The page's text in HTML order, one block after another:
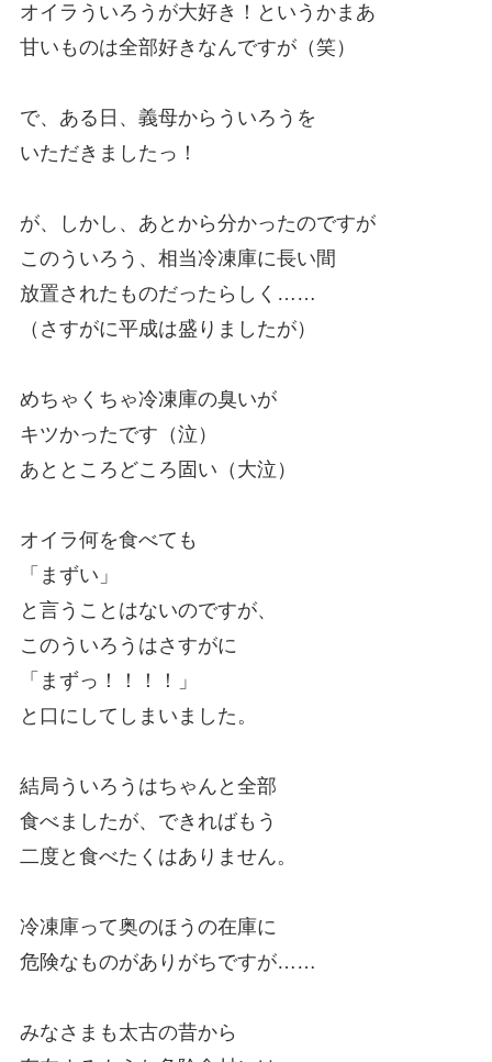
オイラういろうが大好き！というかまあ
甘いものは全部好きなんですが（笑）
で、ある日、義母からういろうを
いただきましたっ！
が、しかし、あとから分かったのですが
このういろう、相当冷凍庫に長い間
放置されたものだったらしく……
（さすがに平成は盛りましたが）
めちゃくちゃ冷凍庫の臭いが
キツかったです（泣）
あとところどころ固い（大泣）
オイラ何を食べても
「まずい」
と言うことはないのですが、
このういろうはさすがに
「まずっ！！！！」
と口にしてしまいました。
結局ういろうはちゃんと全部
食べましたが、できればもう
二度と食べたくはありません。
冷凍庫って奥のほうの在庫に
危険なものがありがちですが……
みなさまも太古の昔から